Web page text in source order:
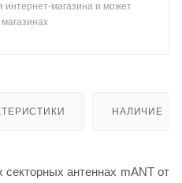
интернет-магазина и может
НАЛИЧИЕ
антеннах mANT от